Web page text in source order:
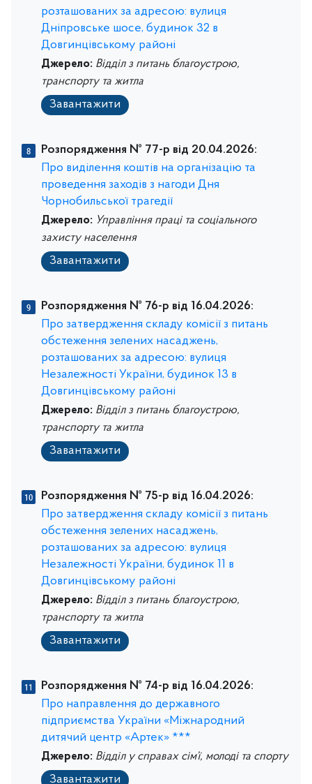
розташованих за адресою: вулиця
Дніпровське шосе, будинок 32 в
Довгинцівському районі
Джерело: Відділ з питань благоустрою,
транспорту та житла
Завантажити
Розпорядження № 77-р від 20.04.2026:
Про виділення коштів на організацію та
проведення заходів з нагоди Дня
Чорнобильської трагедії
Джерело: Управління праці та соціального
захисту населення
Завантажити
Розпорядження № 76-р від 16.04.2026:
Про затвердження складу комісії з питань
обстеження зелених насаджень,
розташованих за адресою: вулиця
Незалежності України, будинок 13 в
Довгинцівському районі
Джерело: Відділ з питань благоустрою,
транспорту та житла
Завантажити
Розпорядження № 75-р від 16.04.2026:
Про затвердження складу комісії з питань
обстеження зелених насаджень,
розташованих за адресою: вулиця
Незалежності України, будинок 11 в
Довгинцівському районі
Джерело: Відділ з питань благоустрою,
транспорту та житла
Завантажити
Розпорядження № 74-р від 16.04.2026:
Про направлення до державного
підприємства України «Міжнародний
дитячий центр «Артек» ***
Джерело: Відділ у справах сім’ї, молоді та спорту
Завантажити